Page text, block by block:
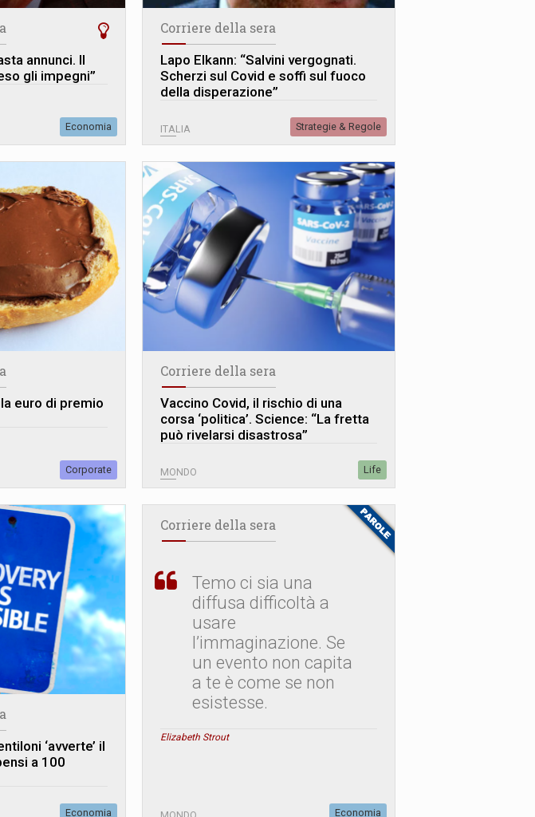
annunci. Il
gli impegni”
Economia
Corriere della sera
Lapo Elkann: “Salvini vergognati.
Scherzi sul Covid e soffi sul fuoco
della disperazione”
ITALIA Strategie & Regole
euro di premio
Corporate
Corriere della sera
Vaccino Covid, il rischio di una
corsa ‘politica’. Science: “La fretta
può rivelarsi disastrosa”
MONDO Life
‘avverte’ il
a 100
Economia
Corriere della sera
Temo ci sia una
diffusa difficoltà a
usare
l’immaginazione. Se
un evento non capita
a te è come se non
esistesse.
Elizabeth Strout
Economia